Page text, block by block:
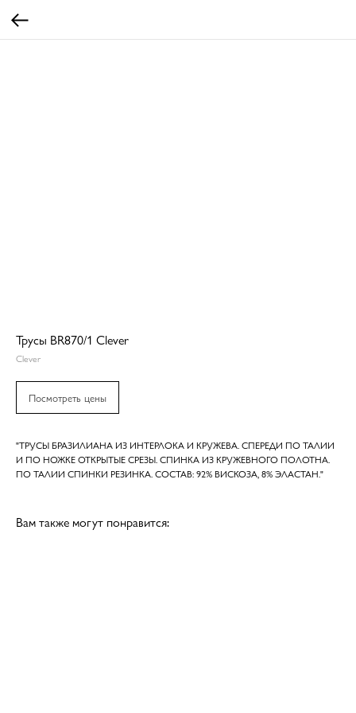
Трусы BR870/1 Clever
Clever
Посмотреть цены
"ТРУСЫ БРАЗИЛИАНА ИЗ ИНТЕРЛОКА И КРУЖЕВА. СПЕРЕДИ ПО ТАЛИИ
И ПО НОЖКЕ ОТКРЫТЫЕ СРЕЗЫ. СПИНКА ИЗ КРУЖЕВНОГО ПОЛОТНА.
ПО ТАЛИИ СПИНКИ РЕЗИНКА. СОСТАВ: 92% ВИСКОЗА, 8% ЭЛАСТАН."
Вам также могут понравится: